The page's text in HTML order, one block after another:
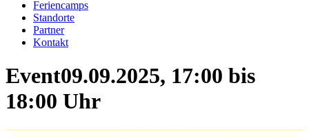
Feriencamps
Standorte
Partner
Kontakt
Event